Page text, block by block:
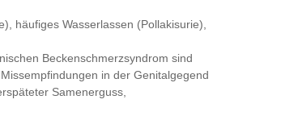
häufiges Wasserlassen (Pollakisurie),
Beckenschmerzsyndrom sind
in der Genitalgegend
Samenerguss,